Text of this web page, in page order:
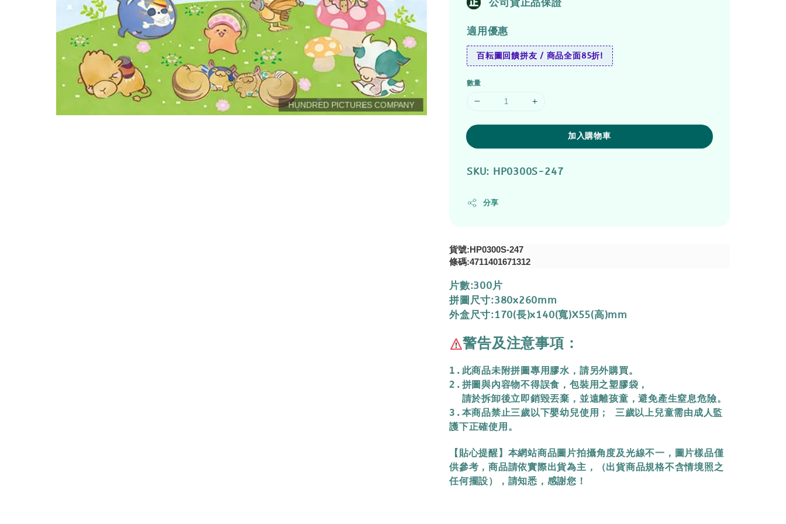
公司貨正品保證
適用優惠
百耘圖回饋拼友 / 商品全面85折!
數量
加入購物車
SKU: HP0300S-247
分享
貨號:HP0300S-247
條碼:4711401671312
片數:300片
拼圖尺寸:380x260mm
外盒尺寸:170(長)x140(寬)X55(高)mm
警告及注意事項：
1.此商品未附拼圖專用膠水，請另外購買。
2.拼圖與內容物不得誤食，包裝用之塑膠袋，
  請於拆卸後立即銷毀丟棄，
並遠離孩童，避免產生窒息危險。
3.本商品禁止三歲以下嬰幼兒使用； 三歲以上兒童需由成人監
護下正確使用。
【貼心提醒】本網站商品圖片拍攝角度及光線不一，圖片樣品僅
供參考，商品請依實際出貨為主，（出貨商品規格不含情境照之
任何擺設），請知悉，感謝您！